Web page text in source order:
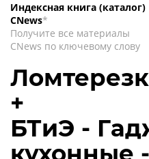
Индексная книга (каталог)
CNews*
Получите все материалы
CNews по ключевому слову
+
БТиЭ -